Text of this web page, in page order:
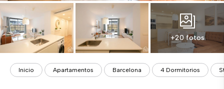
+20 fotos
Inicio Apartamentos Barcelona 4 Dormitorios